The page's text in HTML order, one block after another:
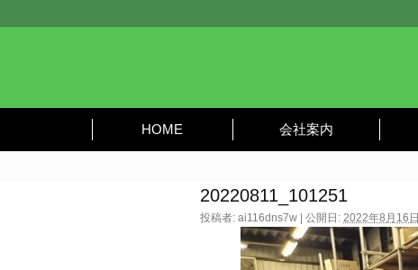
HOME 会社案内
20220811_101251
投稿者: ai116dns7w 公開日: 2022年8月16日